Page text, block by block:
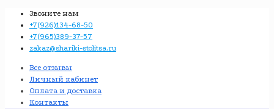
Звоните нам
+7(926)134-68-50
+7(965)389-37-57
zakaz@shariki-stolitsa.ru
Все отзывы
Личный кабинет
Оплата и доставка
Контакты